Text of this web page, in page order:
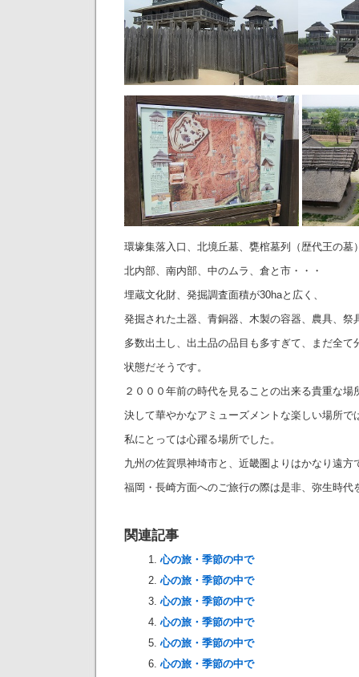
環壕集落入口、北境丘墓、甕棺墓列（歴代王の墓
北内部、南内部、中のムラ、倉と市・・・
埋蔵文化財、発掘調査面積が30haと広く、
発掘された土器、青銅器、木製の容器、農具、祭
多数出土し、出土品の品目も多すぎて、まだ全て
状態だそうです。
２０００年前の時代を見ることの出来る貴重な場
決して華やかなアミューズメントな楽しい場所で
私にとっては心躍る場所でした。
九州の佐賀県神埼市と、近畿圏よりはかなり遠方
福岡・長崎方面へのご旅行の際は是非、弥生時代
関連記事
心の旅・季節の中で
心の旅・季節の中で
心の旅・季節の中で
心の旅・季節の中で
心の旅・季節の中で
心の旅・季節の中で